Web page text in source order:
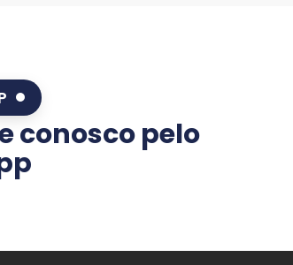
conosco pelo